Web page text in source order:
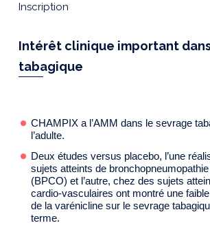
Inscription
Intérêt clinique important
tabagique
CHAMPIX a l’AMM dans le sevrage
l’adulte.
Deux études versus placebo, l’une
sujets atteints de
(BPCO) et l’autre, chez des sujets
cardio-vasculaires ont montré une faible
de la varénicline sur le sevrage
terme.